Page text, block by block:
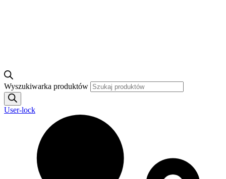
Wyszukiwarka produktów
User-lock